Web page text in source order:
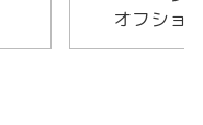
オフショ